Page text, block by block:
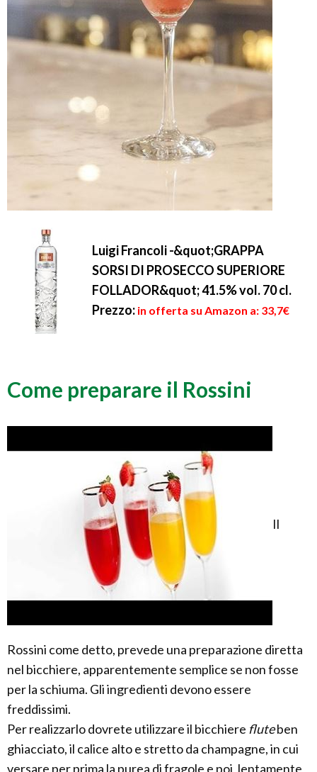
Luigi Francoli -&quot;GRAPPA
SORSI DI PROSECCO SUPERIORE
FOLLADOR&quot; 41.5% vol. 70 cl.
Prezzo: in offerta su Amazon a: 33,7€
Come preparare il Rossini
Il
Rossini come detto, prevede una preparazione diretta
nel bicchiere, apparentemente semplice se non fosse
per la schiuma. Gli ingredienti devono essere
freddissimi.
Per realizzarlo dovrete utilizzare il bicchiere fluteben
ghiacciato, il calice alto e stretto da champagne, in cui
versare per prima la purea di fragole e poi, lentamente